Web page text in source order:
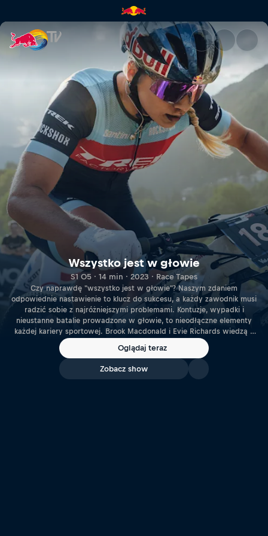
Wszystko jest w głowie |
Wszystko jest w głowie
S1 O5 · 14 min · 2023 · Race Tapes
Czy naprawdę "wszystko jest w głowie"? Naszym zdaniem
odpowiednie nastawienie to klucz do sukcesu, a każdy zawodnik musi
radzić sobie z najróżniejszymi problemami. Kontuzje, wypadki i
nieustanne batalie prowadzone w głowie, to nieodłączne elementy
każdej kariery sportowej. Brook Macdonald i Evie Richards wiedzą o
Oglądaj teraz
Zobacz show